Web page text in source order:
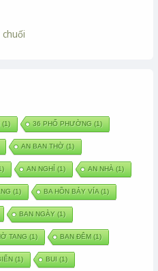
(1) 36 PHỐ PHƯỜNG (1)
AN BAN THỜ(1)
AN NGHỈ (1) AN NHÀ (1)
(1) BA HỒN BẢY VÍA(1)
BAN NGÀY (1)
TANG (1) BAN ĐÊM(1)
(1) BUI (1)